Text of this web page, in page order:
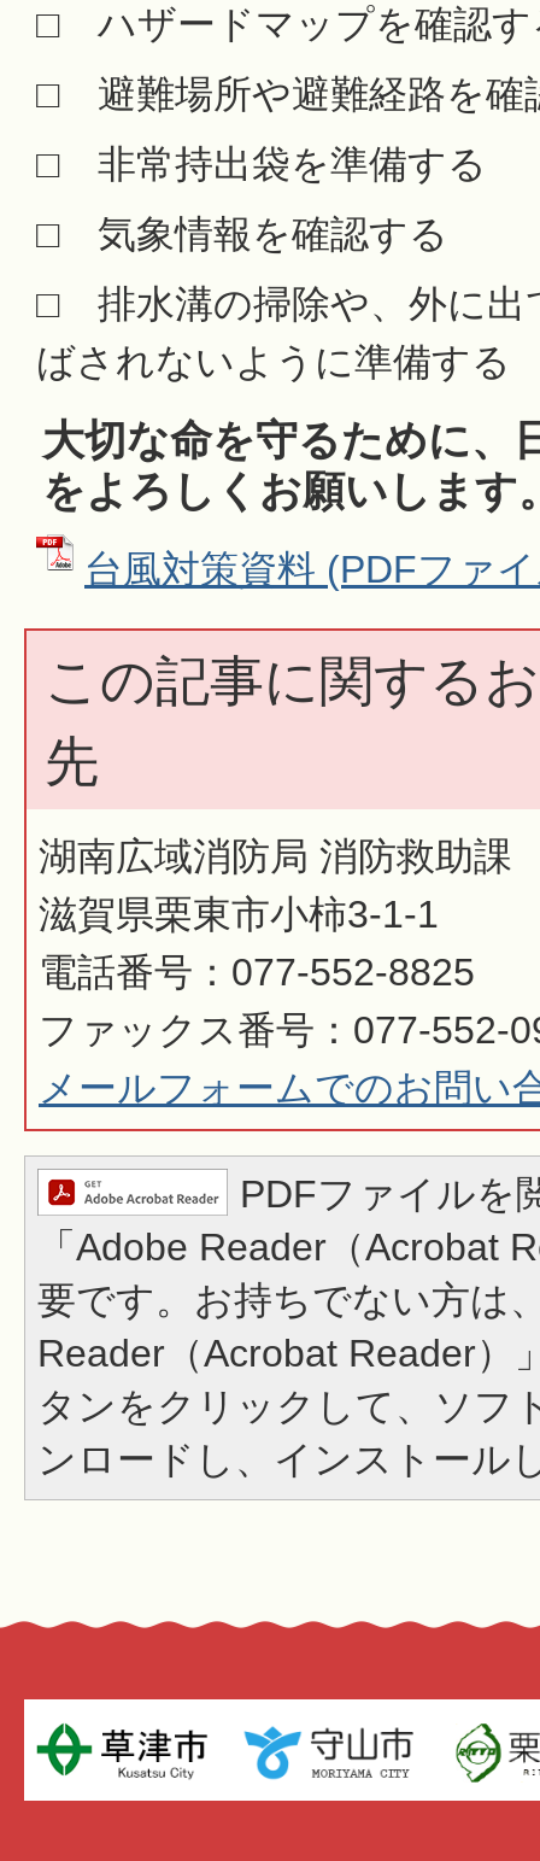
□ ハザードマップを確認す
□ 避難場所や避難経路を確
□ 非常持出袋を準備する
□ 気象情報を確認する
□ 排水溝の掃除や、外に出
ばされないように準備する
大切な命を守るために、
をよろしくお願いします
台風対策資料 (PDFファ
この記事に関する
先
湖南広域消防局 消防救助課
滋賀県栗東市小柿3-1-1
電話番号：077-552-8825
ファックス番号：077-552-
メールフォームでのお問い
PDFファイルを
「Adobe Reader（Acrobat
要です。お持ちでない方は
Reader（Acrobat Reader）
タンをクリックして、ソフ
ンロードし、インストール